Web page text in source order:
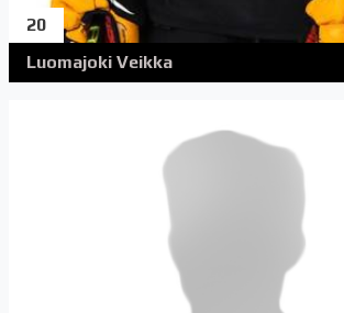
20
Luomajoki Veikka